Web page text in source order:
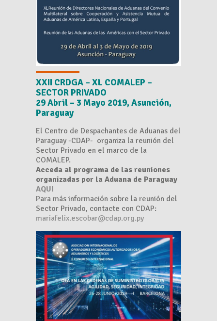
XXII CRDGA – XL COMALEP –
SECTOR PRIVADO
29 Abril – 3 Mayo 2019, Asunción,
Paraguay
El Centro de Despachantes de Aduanas del
Paraguay -CDAP- organiza la reunión del
Sector Privado en el marco de la
COMALEP.
Acceda al programa de las reuniones
organizadas por la Aduana de Paraguay
AQUI
Para más información sobre la reunión del
Sector Privado, contacte con CDAP:
mariafelix.escobar@cdap.org.py